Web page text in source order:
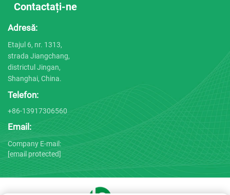
Contactați-ne
Adresă:
Etajul 6, nr. 1313,
strada Jiangchang,
districtul Jingan,
Shanghai, China.
Telefon:
+86-13917306560
Email:
Company E-mail:
[email protected]